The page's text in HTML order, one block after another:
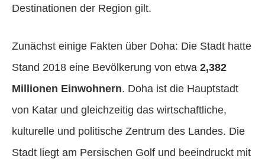
Destinationen der Region gilt.
Zunächst einige Fakten über Doha: Die Stadt hatte
Stand 2018 eine Bevölkerung von etwa 2,382
Millionen Einwohnern. Doha ist die Hauptstadt
von Katar und gleichzeitig das wirtschaftliche,
kulturelle und politische Zentrum des Landes. Die
Stadt liegt am Persischen Golf und beeindruckt mit